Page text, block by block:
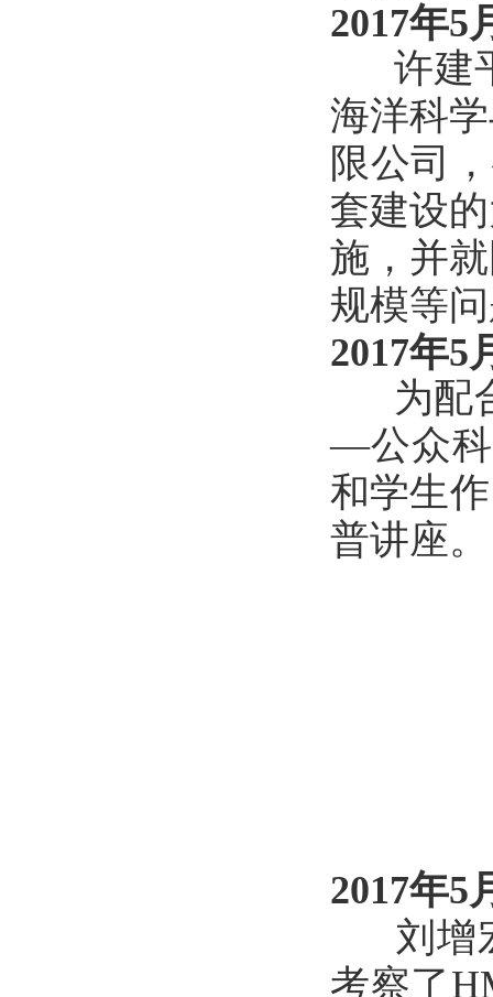
2017年5
许建平
海洋科
限公司
套建设
施，并
规模等
2017年5
为配合
—公众科
和学生
普讲座。
2017年5
刘增宏
考察了